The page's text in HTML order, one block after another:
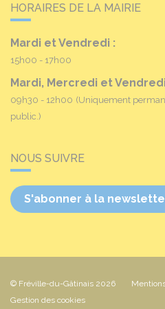
HORAIRES DE LA MAIRIE
Mardi et Vendredi :
15h00 - 17h00
Mardi, Mercredi et
09h30 - 12h00 (Uniquement
public.)
NOUS SUIVRE
S'abonner à la
© Fréville-du-Gâtinais 2026
Gestion des cookies